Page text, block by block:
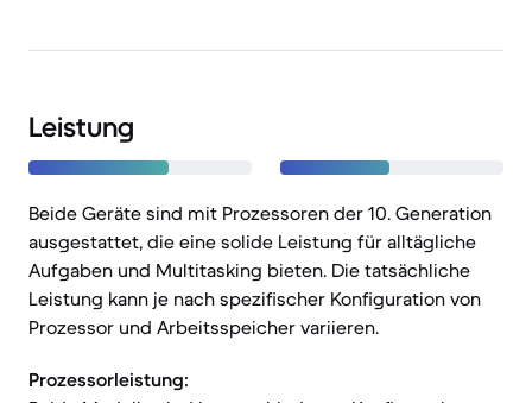
Leistung
Beide Geräte sind mit Prozessoren der 10. Generation
ausgestattet, die eine solide Leistung für alltägliche
Aufgaben und Multitasking bieten. Die tatsächliche
Leistung kann je nach spezifischer Konfiguration von
Prozessor und Arbeitsspeicher variieren.
Prozessorleistung: